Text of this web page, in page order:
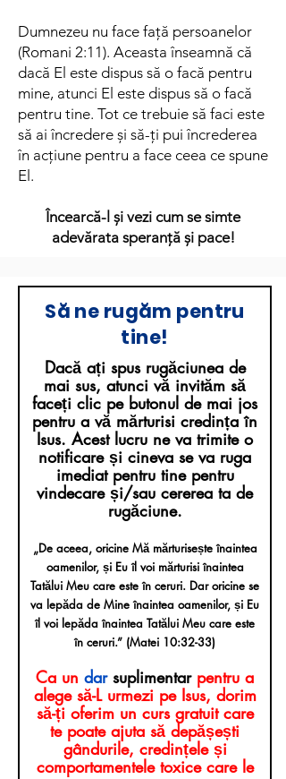
Dumnezeu nu face față persoanelor
(Romani 2:11). Aceasta înseamnă că
dacă El este dispus să o facă pentru
mine, atunci El este dispus să o facă
pentru tine. Tot ce trebuie să faci este
să ai încredere și să-ți pui încrederea
în acțiune pentru a face ceea ce spune
El.
Încearcă-l și vezi cum se simte
adevărata speranță și pace!
Să ne rugăm pentru
tine!
Dacă ați spus rugăciunea de
mai sus, atunci vă invităm să
faceți clic pe butonul de mai jos
pentru a vă mărturisi credința în
Isus. Acest lucru ne va trimite o
notificare și cineva se va ruga
imediat pentru tine pentru
vindecare și/sau cererea ta de
rugăciune.
„De aceea, oricine Mă mărturisește înaintea
oamenilor, și Eu îl voi mărturisi înaintea
Tatălui Meu care este în ceruri. Dar oricine se
va lepăda de Mine înaintea oamenilor, și Eu
îl voi lepăda înaintea Tatălui Meu care este
în ceruri.” (Matei 10:32-33)
Ca un darsuplimentar pentru a
alege să-L urmezi pe Isus, dorim
să-ți oferim un curs gratuit care
te poate ajuta să depășești
gândurile, credințele și
comportamentele toxice care le